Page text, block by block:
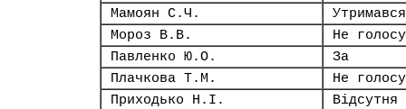
Мамоян С.Ч.
Утримався
Мороз В.В.
Не
Павленко Ю.О.
За
Плачкова Т.М.
Не
Приходько Н.І.
Відсутня